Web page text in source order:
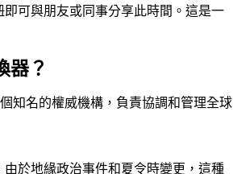
可與朋友或同事分享此時間。這是一
器？
知名的權威機構，負責協調和管理全球
於地緣政治事件和夏令時變更，這種